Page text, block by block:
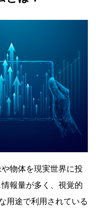
物体を現実世界に投
報量が多く、視覚的
用途で利用されている